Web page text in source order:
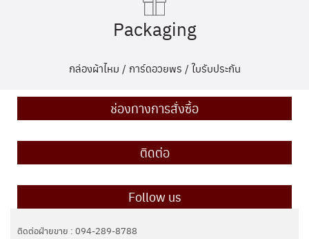
Packaging
กล่องผ้าไหม / การ์ดอวยพร / ใบรับประกัน
ช่องทางการสั่งซื้อ
ติดต่อ
Follow us
ติดต่อฝ่ายขาย : 094-289-8788